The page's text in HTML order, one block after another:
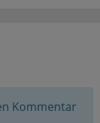
Kommentar